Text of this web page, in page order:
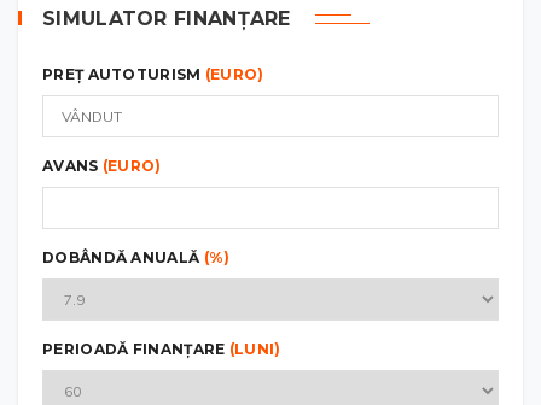
SIMULATOR FINANȚARE
PREȚ AUTOTURISM (EURO)
AVANS (EURO)
DOBÂNDĂ ANUALĂ (%)
PERIOADĂ FINANȚARE (LUNI)